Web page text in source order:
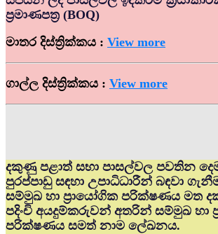
ප්‍රමාණපත්‍ර (BOQ)
මාතර දිස්ත්‍රික්කය : View more
ගාල්ල දිස්ත්‍රික්කය : View more
දකුණු පළාත් සභා පාසල්වල පවතින
පුරප්පාඩු සඳහා උපාධිධාරීන් බඳවා
සම්මුඛ හා ප්‍රායෝගික පරික්ෂණය මත
පදිංචි අයදුම්කරුවන් අතරින් සම්මුඛ හා
පරික්ෂණය සමත් නාම ලේඛනය.